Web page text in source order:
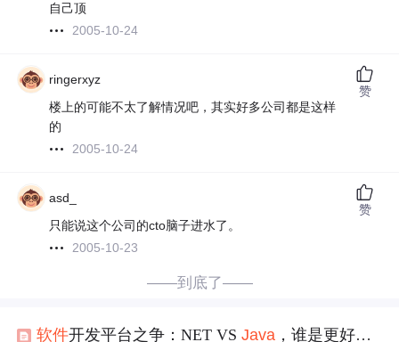
自己顶
2005-10-24
ringerxyz
楼上的可能不太了解情况吧，其实好多公司都是这样
的
2005-10-24
赞
asd_
只能说这个公司的cto脑子进水了。
2005-10-23
赞
——到底了——
软件开发平台之争：NET VSJava ，谁是更好的选择？